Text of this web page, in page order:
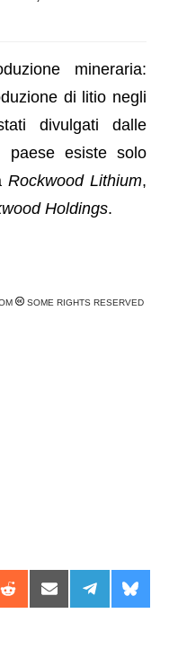
mineraria:
di litio negli
divulgati dalle
paese esiste solo
Rockwood Lithium,
Holdings.
SOME RIGHTS RESERVED
Share
on
Share
on
Share
on
on